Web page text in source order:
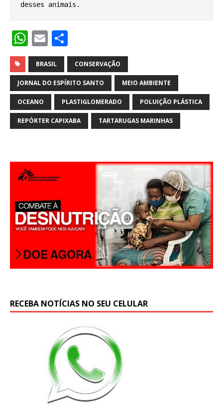
desses animais.
W
h
at
s
A
p
p
E
m
ai
l
h
ar
e
BRASIL CONSERVAÇÃO
JORNAL DO ESPÍRITO SANTO MEIO AMBIENTE
OCEANO PLASTIGLOMERADO POLUIÇÃO PLÁSTICA
REPÓRTER CAPIXABA TARTARUGAS MARINHAS
RECEBA NOTÍCIAS NO SEU CELULAR